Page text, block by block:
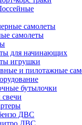
самолеты
самолеты
для начинающих
игрушки
и пилотажные
бутылочки
ДВС
ДВС